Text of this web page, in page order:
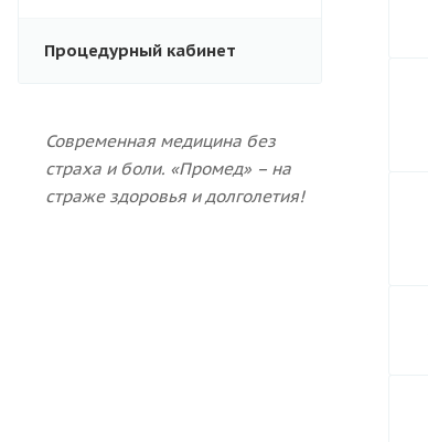
Процедурный кабинет
Современная медицина без
страха и боли. «Промед» – на
страже здоровья и долголетия!